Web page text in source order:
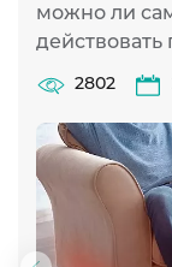
можно ли
2802